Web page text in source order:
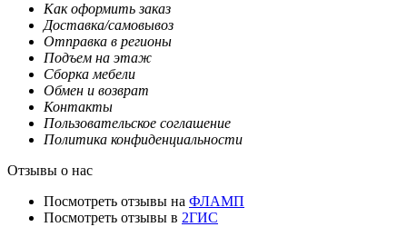
Как оформить заказ
Доставка/самовывоз
Отправка в регионы
Подъем на этаж
Сборка мебели
Обмен и возврат
Контакты
Пользовательское соглашение
Политика конфиденциальности
Отзывы о нас
Посмотреть отзывы на ФЛАМП
Посмотреть отзывы в 2ГИС